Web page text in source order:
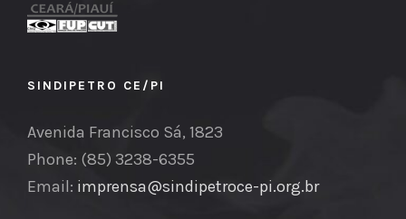
SINDIPETRO CE/PI
Avenida Francisco Sá, 1823
Phone: (85) 3238-6355
Email: imprensa@sindipetroce-pi.org.br